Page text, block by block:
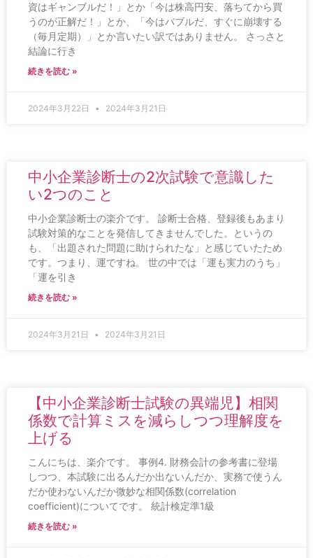
資はギャンブルだ！」とか「今は株高円安、落ちてから買
うのが正解だ！」とか、「今はバブルだ、すぐに崩壊する
（毎月定期）」とか言いたい訳ではありません。 さっさと
結論に行き
続きを読む »
2024年3月22日 2024年3月21日
中小企業診断士の2次試験で意識した
い2つのこと
中小企業診断士の楽介です。 診断士合格、登録後もあまり
試験対策的なことを発信してきませんでした。というの
も、「出題された問題に助けられたな」と感じていたため
です。つまり、運ですね。 世の中では「運も実力のうち」
「運を引き
続きを読む »
2024年3月21日 2024年3月21日
【中小企業診断士試験の異端児】相関
係数で計算ミスを減らしつつ理解度を
上げる
こんにちは、楽介です。 事例4. 財務会計の参考書に登場
しつつ、本試験に出るんだか出ないんだか、実務で使うん
だか使わないんだか微妙な相関係数(correlation
coefficient)についてです。 統計検定準1級
続きを読む »